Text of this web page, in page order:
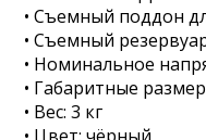
• Съемный поддон
• Съемный
• Номинальное
• Габаритные
• Вес: 3 кг